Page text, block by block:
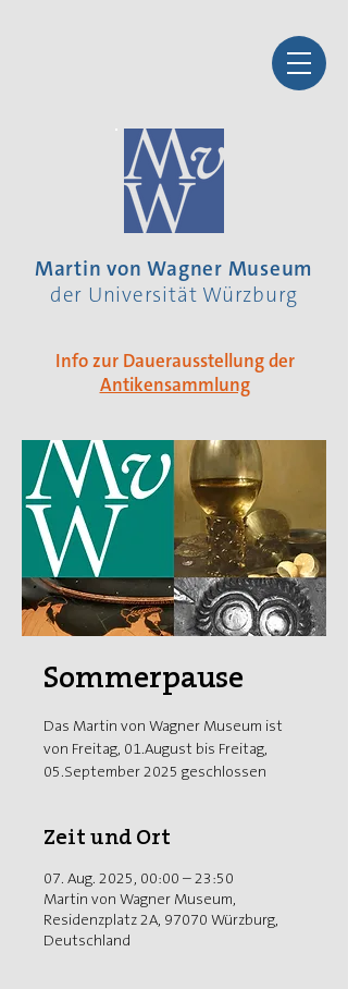
Martin von Wagner Museum
der Universität Würzburg
Info zur Dauerausstellung der
Antikensammlung
Sommerpause
Das Martin von Wagner Museum ist
von Freitag, 01.August bis Freitag,
05.September 2025 geschlossen
Zeit und Ort
07. Aug. 2025, 00:00 – 23:50
Martin von Wagner Museum,
Residenzplatz 2A, 97070 Würzburg,
Deutschland